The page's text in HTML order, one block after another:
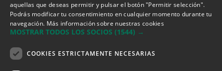
aquellas que deseas permitir y pulsar el botón "Permitir selección".
Podrás modificar tu consentimiento en cualquier momento durante tu
navegación. Más información sobre nuestras cookies
MOSTRAR TODOS LOS SOCIOS (1544) →
COOKIES ESTRICTAMENTE NECESARIAS